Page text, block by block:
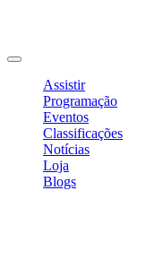
Assistir
Programação
Eventos
Classificações
Notícias
Loja
Blogs